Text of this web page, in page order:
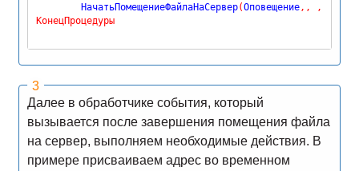
	НачатьПомещениеФайлаНаСервер
(Оповещение, , ,
КонецПроцедуры
Далее в обработчике события, который
вызывается после завершения помещения файла
на сервер, выполняем необходимые действия. В
примере присваиваем адрес во временном